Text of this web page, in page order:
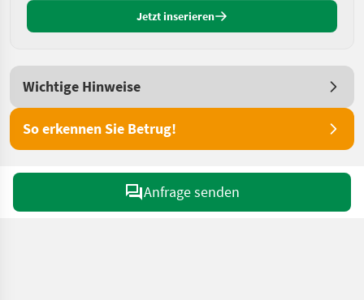
Jetzt inserieren
Wichtige Hinweise
So erkennen Sie Betrug!
Anfrage senden